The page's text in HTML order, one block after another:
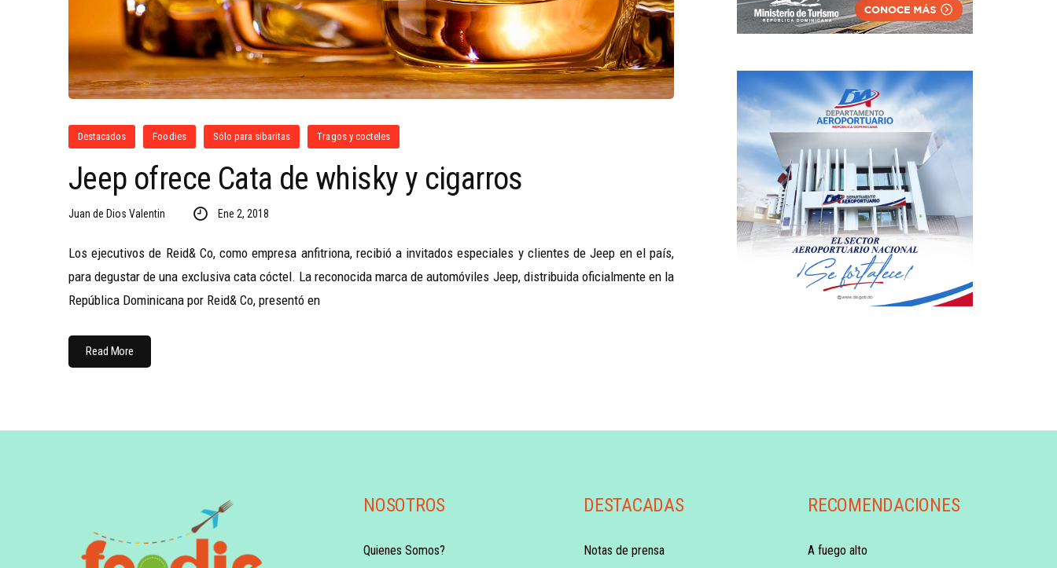
Destacados Foodies Sólo para sibaritas Tragos y cocteles
Jeep ofrece Cata de whisky y cigarros
Juan de Dios Valentin Ene 2, 2018
Los ejecutivos de Reid& Co, como empresa anfitriona, recibió a invitados especiales y clientes de Jeep en el país,
para degustar de una exclusiva cata cóctel. La reconocida marca de automóviles Jeep, distribuida oficialmente en la
República Dominicana por Reid& Co, presentó en
Read More
NOSOTROS
Quienes Somos?
DESTACADAS
Notas de prensa
RECOMENDACIONES
A fuego alto